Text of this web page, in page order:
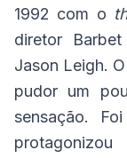
1992 com o
diretor
Jason Leigh.
pudor um
sensação.
protagonizou